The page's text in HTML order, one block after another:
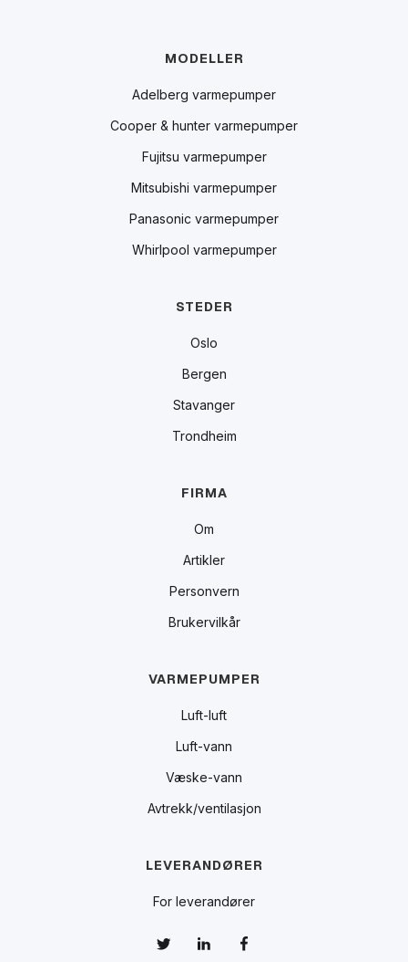
MODELLER
Adelberg varmepumper
Cooper & hunter varmepumper
Fujitsu varmepumper
Mitsubishi varmepumper
Panasonic varmepumper
Whirlpool varmepumper
STEDER
Oslo
Bergen
Stavanger
Trondheim
FIRMA
Om
Artikler
Personvern
Brukervilkår
VARMEPUMPER
Luft-luft
Luft-vann
Væske-vann
Avtrekk/ventilasjon
LEVERANDØRER
For leverandører